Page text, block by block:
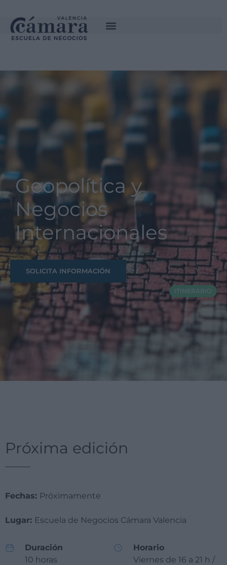
SOLICITA INFORMACIÓN
Geopolítica y
Negocios
Internacionales
ITINERARIO
SOLICITA INFORMACIÓN
Próxima edición
Fechas: Próximamente
Lugar: Escuela de Negocios Cámara Valencia
Duración
10 horas
Horario
Viernes de 16 a 21 h /